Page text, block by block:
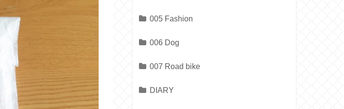
005 Fashion
006 Dog
007 Road bike
DIARY